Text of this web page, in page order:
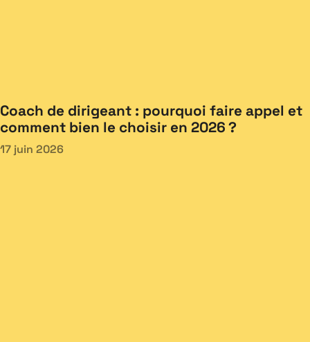
Coach de dirigeant : pourquoi faire appel et
comment bien le choisir en 2026 ?
17 juin 2026